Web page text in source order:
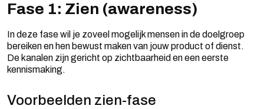
Fase 1: Zien (awareness)
In deze fase wil je zoveel mogelijk mensen in de doelgroep
bereiken en hen bewust maken van jouw product of dienst.
De kanalen zijn gericht op zichtbaarheid en een eerste
kennismaking.
Voorbeelden zien-fase